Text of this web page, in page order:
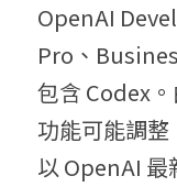
OpenAI
Pro、
包含 Codex
功能可能調
以 OpenAI